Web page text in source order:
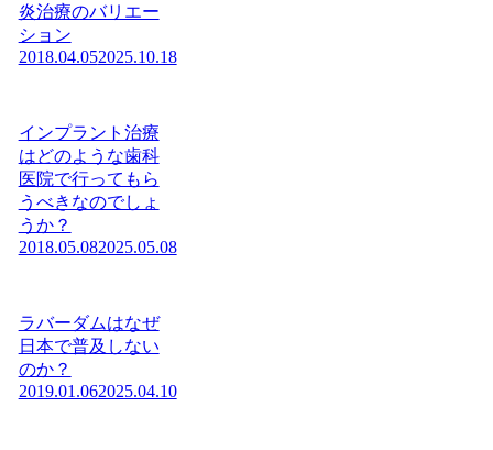
炎治療のバリエー
ション
2018.04.052025.10.18
インプラント治療
はどのような歯科
医院で行ってもら
うべきなのでしょ
うか？
2018.05.082025.05.08
ラバーダムはなぜ
日本で普及しない
のか？
2019.01.062025.04.10